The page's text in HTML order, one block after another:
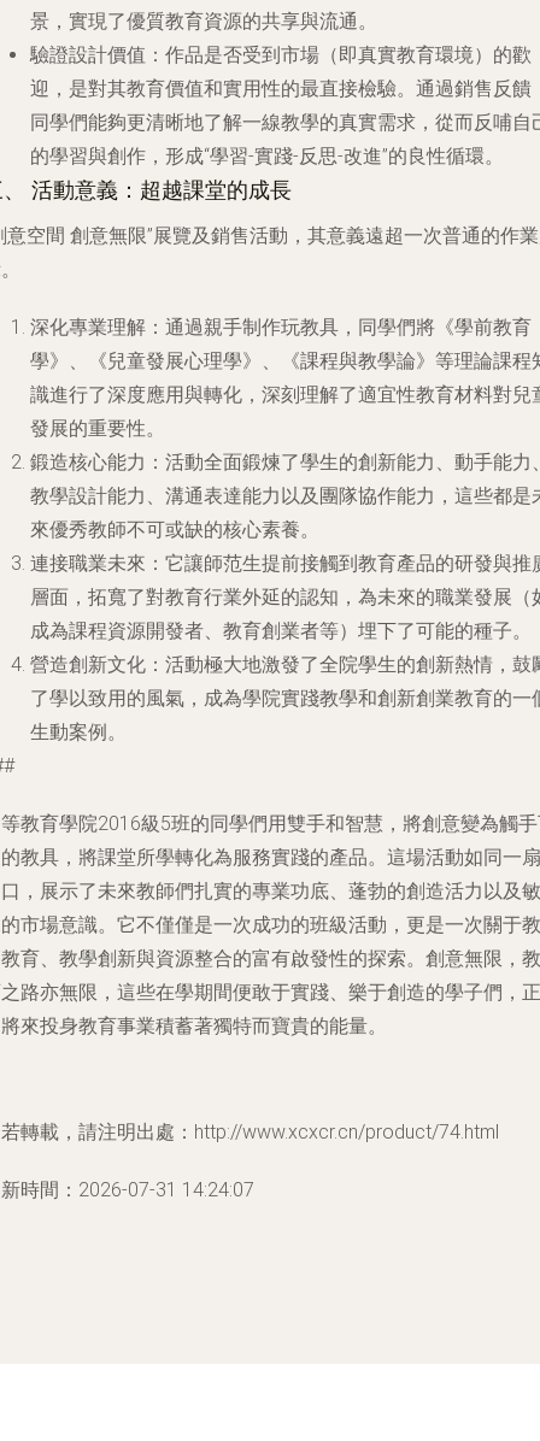
景，實現了優質教育資源的共享與流通。
驗證設計價值 ：作品是否受到市場（即真實教育環境）的歡
迎，是對其教育價值和實用性的最直接檢驗。通過銷售反饋
同學們能夠更清晰地了解一線教學的真實需求，從而反哺自
的學習與創作，形成“學習-實踐-反思-改進”的良性循環。
活動意義：超越課堂的成長
意空間 創意無限”展覽及銷售活動，其意義遠超一次普通的作
深化專業理解 ：通過親手制作玩教具，同學們將《學前教育
學》、《兒童發展心理學》、《課程與教學論》等理論課程
識進行了深度應用與轉化，深刻理解了適宜性教育材料對兒
發展的重要性。
鍛造核心能力 ：活動全面鍛煉了學生的創新能力、動手能力
教學設計能力、溝通表達能力以及團隊協作能力，這些都是
來優秀教師不可或缺的核心素養。
連接職業未來 ：它讓師范生提前接觸到教育產品的研發與推
層面，拓寬了對教育行業外延的認知，為未來的職業發展（
成為課程資源開發者、教育創業者等）埋下了可能的種子。
營造創新文化 ：活動極大地激發了全院學生的創新熱情，鼓
了學以致用的風氣，成為學院實踐教學和創新創業教育的一
生動案例。
教育學院2016級5班的同學們用雙手和智慧，將創意變為觸
教具，將課堂所學轉化為服務實踐的產品。這場活動如同一扇
，展示了未來教師們扎實的專業功底、蓬勃的創造活力以及敏
市場意識。它不僅僅是一次成功的班級活動，更是一次關于教
育、教學創新與資源整合的富有啟發性的探索。創意無限，教
路亦無限，這些在學期間便敢于實踐、樂于創造的學子們，正
來投身教育事業積蓄著獨特而寶貴的能量。
轉載，請注明出處：http://www.xcxcr.cn/product/74.html
時間：2026-07-31 14:24:07